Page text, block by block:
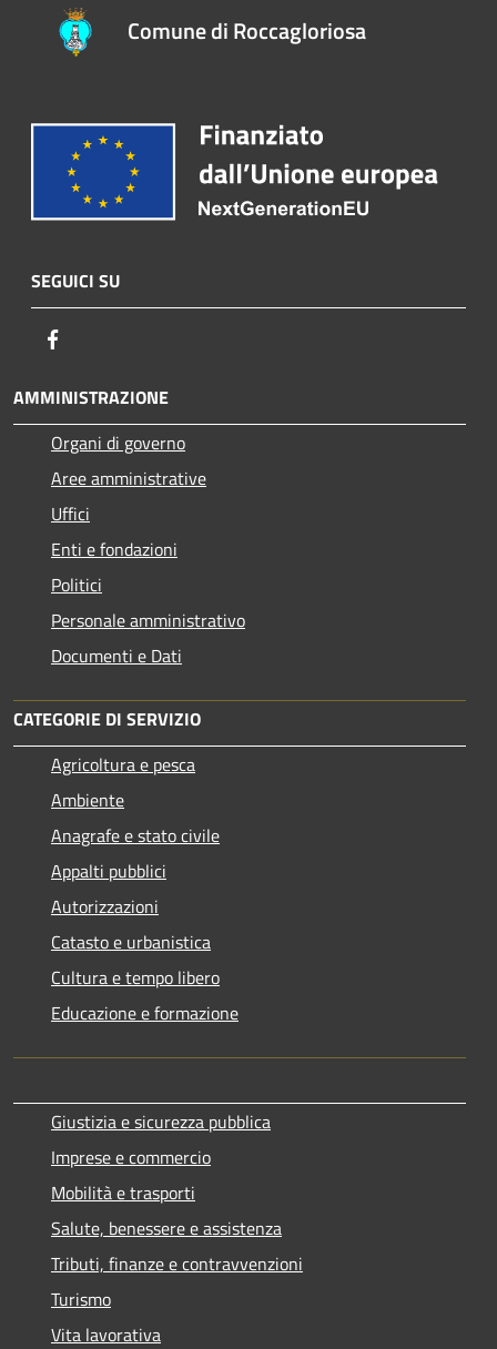
Comune di Roccagloriosa
SEGUICI SU
AMMINISTRAZIONE
Organi di governo
Aree amministrative
Uffici
Enti e fondazioni
Politici
Personale amministrativo
Documenti e Dati
CATEGORIE DI SERVIZIO
Agricoltura e pesca
Ambiente
Anagrafe e stato civile
Appalti pubblici
Autorizzazioni
Catasto e urbanistica
Cultura e tempo libero
Educazione e formazione
Giustizia e sicurezza pubblica
Imprese e commercio
Mobilità e trasporti
Salute, benessere e assistenza
Tributi, finanze e contravvenzioni
Turismo
Vita lavorativa